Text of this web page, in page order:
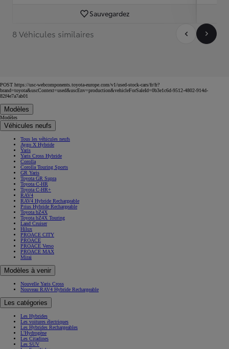
Sauvegardez
8 Véhicules similaires
POST https://usc-webcomponents.toyota-europe.com/v1/used-stock-cars/fr/fr?
brand=toyota&uscContext=used&uscEnv=production&vehicleForSaleId=0b3e1c6d-9512-4802-914d-
82f4e7a7ab01
Modèles
Modèles
Véhicules neufs
Tous les véhicules neufs
Aygo X Hybride
Yaris
Yaris Cross Hybride
Corolla
Corolla Touring Sports
GR Yaris
Toyota GR Supra
Toyota C-HR
Toyota C-HR+
RAV4
RAV4 Hybride Rechargeable
Prius Hybride Rechargeable
Toyota bZ4X
Toyota bZ4X Touring
Land Cruiser
Hilux
PROACE CITY
PROACE
PROACE Verso
PROACE MAX
Mirai
Modèles à venir
Nouvelle Yaris Cross
Nouveau RAV4 Hybride Rechargeable
Les catégories
Les Hybrides
Les voitures électriques
Les Hybrides Rechargeables
L'Hydrogène
Les Citadines
Les SUV